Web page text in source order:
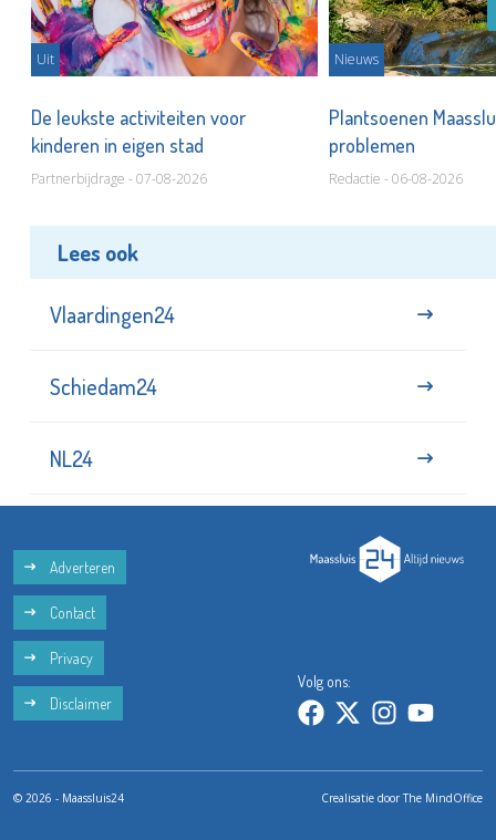
Uit
De leukste activiteiten voor
kinderen in eigen stad
Partnerbijdrage - 07-08-2026
Nieuws
Plantsoenen
problemen
Redactie - 06-08-2026
Lees ook
Vlaardingen24
Schiedam24
NL24
Adverteren
Contact
Privacy
Disclaimer
Volg ons:
© 2026 - Maassluis24 Crealisatie doorThe MindOffice